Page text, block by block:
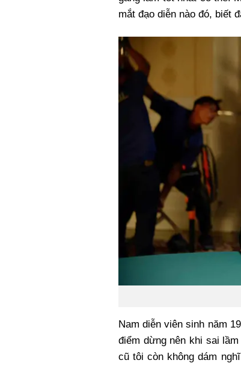
mắt đạo diễn nào đó, biết
Nam diễn viên sinh năm
điểm dừng nên khi sai
cũ tôi còn không dám